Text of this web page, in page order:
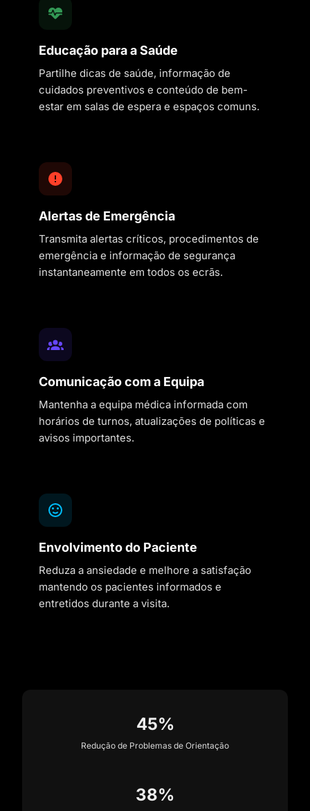
Educação para a Saúde
Partilhe dicas de saúde, informação de
cuidados preventivos e conteúdo de bem-
estar em salas de espera e espaços comuns.
Alertas de Emergência
Transmita alertas críticos, procedimentos de
emergência e informação de segurança
instantaneamente em todos os ecrãs.
Comunicação com a Equipa
Mantenha a equipa médica informada com
horários de turnos, atualizações de políticas e
avisos importantes.
Envolvimento do Paciente
Reduza a ansiedade e melhore a satisfação
mantendo os pacientes informados e
entretidos durante a visita.
45%
Redução de Problemas de Orientação
38%